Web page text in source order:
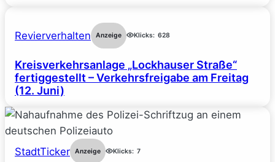
Revierverhalten Anzeige Klicks: 628
Kreisverkehrsanlage „Lockhauser Straße“
fertiggestellt – Verkehrsfreigabe am Freitag
(12. Juni)
StadtTicker Anzeige Klicks: 7